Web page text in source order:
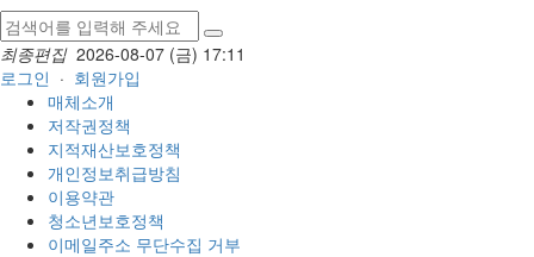
최종편집 2026-08-07 (금) 17:11
로그인 · 회원가입
매체소개
저작권정책
지적재산보호정책
개인정보취급방침
이용약관
청소년보호정책
이메일주소 무단수집 거부